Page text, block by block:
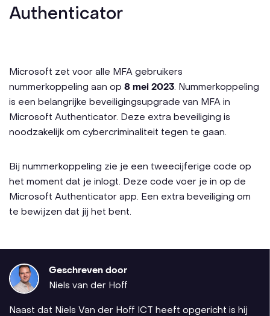
Authenticator
Microsoft zet voor alle MFA gebruikers
nummerkoppeling aan op 8 mei 2023 . Nummerkoppeling
is een belangrijke beveiligingsupgrade van MFA in
Microsoft Authenticator. Deze extra beveiliging is
noodzakelijk om cybercriminaliteit tegen te gaan.
Bij nummerkoppeling zie je een tweecijferige code op
het moment dat je inlogt. Deze code voer je in op de
Microsoft Authenticator app. Een extra beveiliging om
te bewijzen dat jij het bent.
Geschreven door
Niels van der Hoff
Naast dat Niels Van der Hoff ICT heeft opgericht is hij